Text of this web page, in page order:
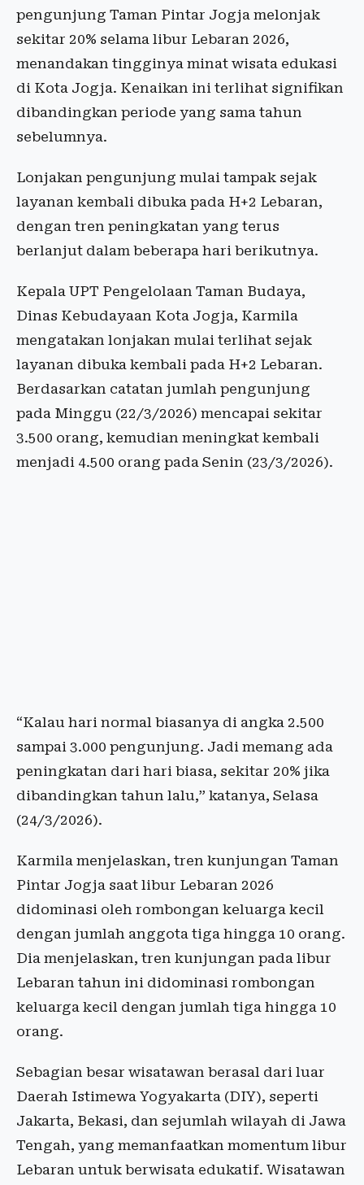
pengunjung Taman Pintar Jogja melonjak
sekitar 20% selama libur Lebaran 2026,
menandakan tingginya minat wisata edukasi
di Kota Jogja. Kenaikan ini terlihat signifikan
dibandingkan periode yang sama tahun
sebelumnya.
Lonjakan pengunjung mulai tampak sejak
layanan kembali dibuka pada H+2 Lebaran,
dengan tren peningkatan yang terus
berlanjut dalam beberapa hari berikutnya.
Kepala UPT Pengelolaan Taman Budaya,
Dinas Kebudayaan Kota Jogja, Karmila
mengatakan lonjakan mulai terlihat sejak
layanan dibuka kembali pada H+2 Lebaran.
Berdasarkan catatan jumlah pengunjung
pada Minggu (22/3/2026) mencapai sekitar
3.500 orang, kemudian meningkat kembali
menjadi 4.500 orang pada Senin (23/3/2026).
“Kalau hari normal biasanya di angka 2.500
sampai 3.000 pengunjung. Jadi memang ada
peningkatan dari hari biasa, sekitar 20% jika
dibandingkan tahun lalu,” katanya, Selasa
(24/3/2026).
Karmila menjelaskan, tren kunjungan Taman
Pintar Jogja saat libur Lebaran 2026
didominasi oleh rombongan keluarga kecil
dengan jumlah anggota tiga hingga 10 orang.
Dia menjelaskan, tren kunjungan pada libur
Lebaran tahun ini didominasi rombongan
keluarga kecil dengan jumlah tiga hingga 10
orang.
Sebagian besar wisatawan berasal dari luar
Daerah Istimewa Yogyakarta (DIY), seperti
Jakarta, Bekasi, dan sejumlah wilayah di Jawa
Tengah, yang memanfaatkan momentum libur
Lebaran untuk berwisata edukatif. Wisatawan